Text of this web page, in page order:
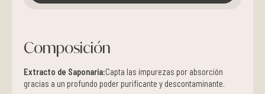
Composición
Extracto de Saponaria:Capta las impurezas por absorción
gracias a un profundo poder purificante y descontaminante.